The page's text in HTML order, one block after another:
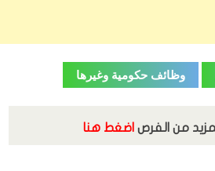
وظائف حكومية وغيرها
من الفرص اضغط هنا